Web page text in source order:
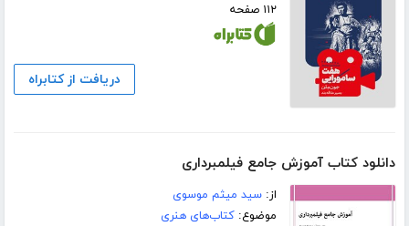
۱۱۲ صفحه
دریافت از کتابراه
دانلود کتاب آموزش جامع فیلمبرداری
از:سید میثم موسوی
موضوع:کتاب‌های هنری